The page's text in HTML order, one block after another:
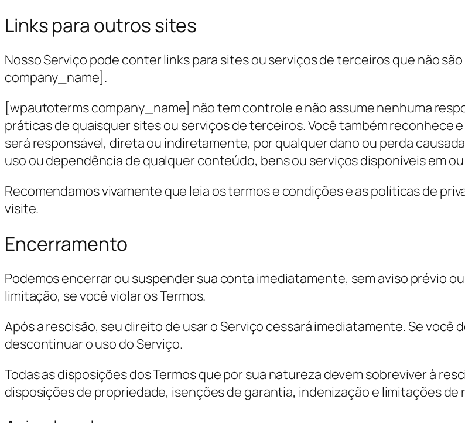
Links para outros sites
Nosso Serviço pode conter links para sites ou serviços de terceiros que não
company_name].
[wpautoterms company_name] não tem controle e não assume nenhuma
práticas de quaisquer sites ou serviços de terceiros. Você também
será responsável, direta ou indiretamente, por qualquer dano ou perda
uso ou dependência de qualquer conteúdo, bens ou serviços disponíveis em
Recomendamos vivamente que leia os termos e condições e as políticas de
visite.
Encerramento
Podemos encerrar ou suspender sua conta imediatamente, sem aviso prévio
limitação, se você violar os Termos.
Após a rescisão, seu direito de usar o Serviço cessará imediatamente. Se
descontinuar o uso do Serviço.
Todas as disposições dos Termos que por sua natureza devem sobreviver à
disposições de propriedade, isenções de garantia, indenização e limitações de